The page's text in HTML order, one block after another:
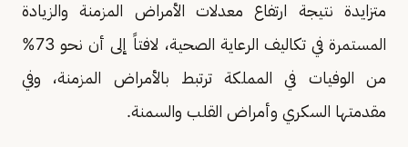
متزايدة نتيجة ارتفاع معدلات الأمراض المزمنة والزيادة
المستمرة في تكاليف الرعاية الصحية، لافتاً إلى أن نحو 73%
من الوفيات في المملكة ترتبط بالأمراض المزمنة، وفي
مقدمتها السكري وأمراض القلب والسمنة.